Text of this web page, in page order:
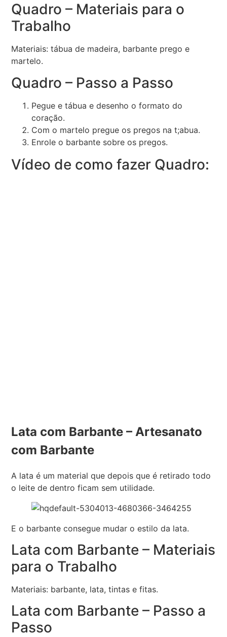
Quadro – Materiais para o
Trabalho
Materiais: tábua de madeira, barbante prego e
martelo.
Quadro – Passo a Passo
Pegue e tábua e desenho o formato do
coração.
Com o martelo pregue os pregos na t;abua.
Enrole o barbante sobre os pregos.
Vídeo de como fazer Quadro:
Lata com Barbante – Artesanato
com Barbante
A lata é um material que depois que é retirado todo
o leite de dentro ficam sem utilidade.
E o barbante consegue mudar o estilo da lata.
Lata com Barbante – Materiais
para o Trabalho
Materiais: barbante, lata, tintas e fitas.
Lata com Barbante – Passo a
Passo